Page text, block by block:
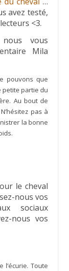
avez testé,
<3.
nous vous
Mila
pouvons que
petite partie du
Au bout de
pas à
la bonne
le cheval
nous vos
sociaux
nous vos
l’écurie. Toute